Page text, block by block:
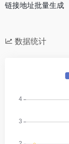
链接地址批量生成
数据统计